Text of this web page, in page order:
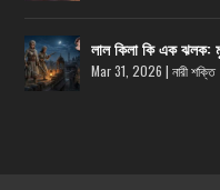
লাল কিলা কি এক ঝলক:
Mar 31, 2026 |নারী শক্তি